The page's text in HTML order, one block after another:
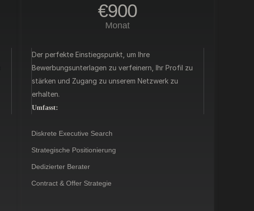
€900
Monat
Der perfekte Einstiegspunkt, um Ihre
Bewerbungsunterlagen zu verfeinern, Ihr Profil zu
stärken und Zugang zu unserem Netzwerk zu
erhalten.
Umfasst:
Diskrete Executive Search
Strategische Positionierung
Dedizierter Berater
Contract & Offer Strategie